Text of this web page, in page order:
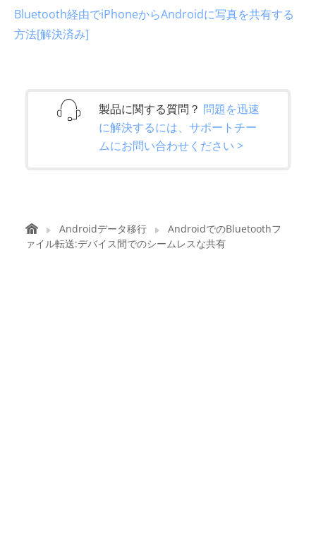
Bluetooth経由でiPhoneからAndroidに写真を共有する
方法[解決済み]
製品に関する質問？ 問題を迅速
に解決するには、サポートチー
ムにお問い合わせください >
Androidデータ移行
AndroidでのBluetoothフ
ァイル転送:デバイス間でのシームレスな共有